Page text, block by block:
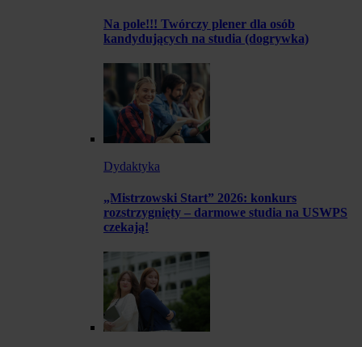
Na pole!!! Twórczy plener dla osób
kandydujących na studia (dogrywka)
Dydaktyka
„Mistrzowski Start” 2026: konkurs
rozstrzygnięty – darmowe studia na USWPS
czekają!